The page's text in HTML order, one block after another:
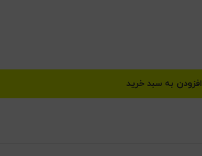
افزودن به سبد خرید